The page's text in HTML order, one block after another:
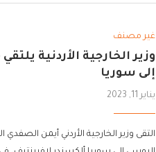
غير مصنف
وزير الخارجية الأردنية
إلى سوريا
يناير 11, 2023
التقى وزير الخارجية الأردني أيمن